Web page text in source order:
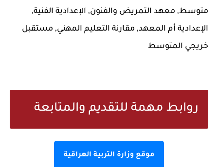
متوسط, معهد التمريض والفنون, الإعدادية الفنية,
الإعدادية أم المعهد, مقارنة التعليم المهني, مستقبل
خريجي المتوسط
روابط مهمة للتقديم والمتابعة
موقع وزارة التربية العراقية